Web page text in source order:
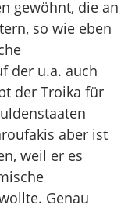
gewöhnt, die an
so wie eben
der u.a. auch
der Troika für
aber ist
weil er es
Genau